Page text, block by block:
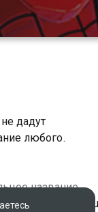
дадут
любого.
название
Heroes: